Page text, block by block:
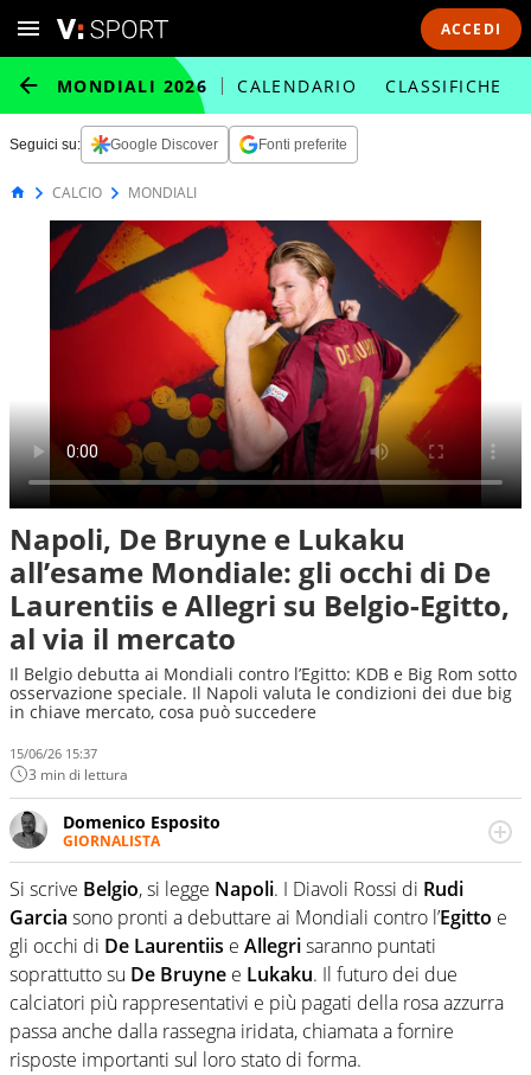
ACCEDI
MONDIALI 2026 CALENDARIO CLASSIFICHE
Seguici su: Google Discover Fonti preferite
CALCIO MONDIALI
Napoli, De Bruyne e Lukaku
all’esame Mondiale: gli occhi di De
Laurentiis e Allegri su Belgio-Egitto,
al via il mercato
Il Belgio debutta ai Mondiali contro l’Egitto: KDB e Big Rom sotto
osservazione speciale. Il Napoli valuta le condizioni dei due big
in chiave mercato, cosa può succedere
15/06/26 15:37
3 min di lettura
Domenico Esposito
GIORNALISTA
Da vent’anni in campo e sul campo per vivere ogni evento
in tutte le sue sfaccettature. Passione smisurata per il
calcio e per la sfera di cuoio. Il pallone è una cosa
serissima, guai a dirgli di no
Si scrive Belgio, si legge Napoli. I Diavoli Rossi di Rudi
Garcia sono pronti a debuttare ai Mondiali contro l’Egitto e
gli occhi di De Laurentiis e Allegrisaranno puntati
soprattutto su De Bruyne e Lukaku. Il futuro dei due
calciatori più rappresentativi e più pagati della rosa azzurra
passa anche dalla rassegna iridata, chiamata a fornire
risposte importanti sul loro stato di forma.